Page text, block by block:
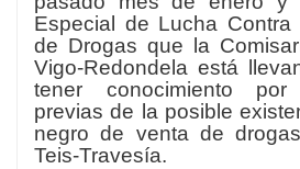
Especial de Lucha Contra
de Drogas que la
Vigo-Redondela está
tener conocimiento por
previas de la posible
negro de venta de
Teis-Travesía.